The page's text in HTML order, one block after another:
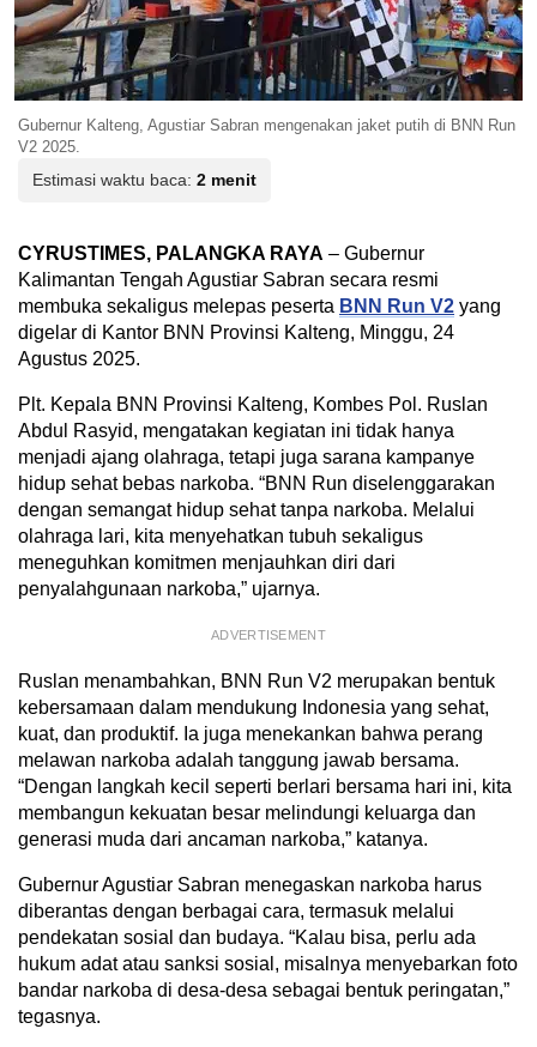
Gubernur Kalteng, Agustiar Sabran mengenakan jaket putih di BNN Run
V2 2025.
Estimasi waktu baca: 2 menit
CYRUSTIMES, PALANGKA RAYA – Gubernur
Kalimantan Tengah Agustiar Sabran secara resmi
membuka sekaligus melepas peserta BNN Run V2 yang
digelar di Kantor BNN Provinsi Kalteng, Minggu, 24
Agustus 2025.
Plt. Kepala BNN Provinsi Kalteng, Kombes Pol. Ruslan
Abdul Rasyid, mengatakan kegiatan ini tidak hanya
menjadi ajang olahraga, tetapi juga sarana kampanye
hidup sehat bebas narkoba. “BNN Run diselenggarakan
dengan semangat hidup sehat tanpa narkoba. Melalui
olahraga lari, kita menyehatkan tubuh sekaligus
meneguhkan komitmen menjauhkan diri dari
penyalahgunaan narkoba,” ujarnya.
ADVERTISEMENT
Ruslan menambahkan, BNN Run V2 merupakan bentuk
kebersamaan dalam mendukung Indonesia yang sehat,
kuat, dan produktif. Ia juga menekankan bahwa perang
melawan narkoba adalah tanggung jawab bersama.
“Dengan langkah kecil seperti berlari bersama hari ini, kita
membangun kekuatan besar melindungi keluarga dan
generasi muda dari ancaman narkoba,” katanya.
Gubernur Agustiar Sabran menegaskan narkoba harus
diberantas dengan berbagai cara, termasuk melalui
pendekatan sosial dan budaya. “Kalau bisa, perlu ada
hukum adat atau sanksi sosial, misalnya menyebarkan foto
bandar narkoba di desa-desa sebagai bentuk peringatan,”
tegasnya.